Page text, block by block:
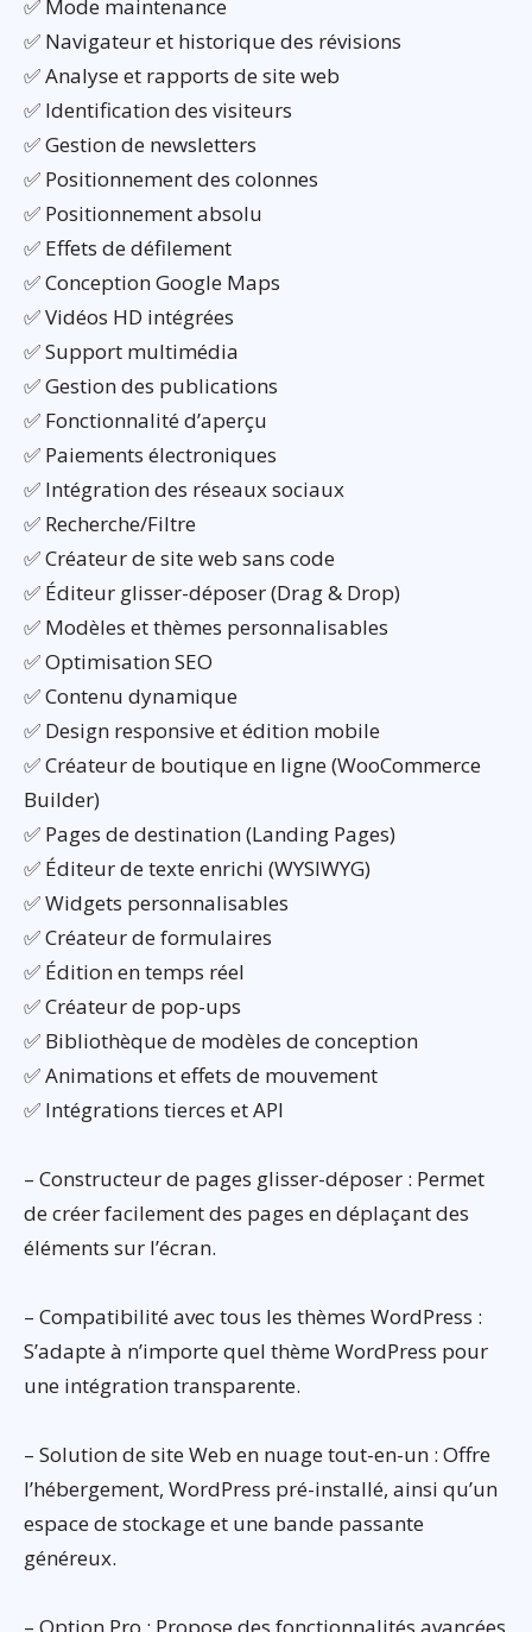
✅ Mode maintenance
✅ Navigateur et historique des révisions
✅ Analyse et rapports de site web
✅ Identification des visiteurs
✅ Gestion de newsletters
✅ Positionnement des colonnes
✅ Positionnement absolu
✅ Effets de défilement
✅ Conception Google Maps
✅ Vidéos HD intégrées
✅ Support multimédia
✅ Gestion des publications
✅ Fonctionnalité d’aperçu
✅ Paiements électroniques
✅ Intégration des réseaux sociaux
✅ Recherche/Filtre
✅ Créateur de site web sans code
✅ Éditeur glisser-déposer (Drag & Drop)
✅ Modèles et thèmes personnalisables
✅ Optimisation SEO
✅ Contenu dynamique
✅ Design responsive et édition mobile
✅ Créateur de boutique en ligne (WooCommerce
Builder)
✅ Pages de destination (Landing Pages)
✅ Éditeur de texte enrichi (WYSIWYG)
✅ Widgets personnalisables
✅ Créateur de formulaires
✅ Édition en temps réel
✅ Créateur de pop-ups
✅ Bibliothèque de modèles de conception
✅ Animations et effets de mouvement
✅ Intégrations tierces et API
– Constructeur de pages glisser-déposer : Permet
de créer facilement des pages en déplaçant des
éléments sur l’écran.
– Compatibilité avec tous les thèmes WordPress :
S’adapte à n’importe quel thème WordPress pour
une intégration transparente.
– Solution de site Web en nuage tout-en-un : Offre
l’hébergement, WordPress pré-installé, ainsi qu’un
espace de stockage et une bande passante
généreux.
– Option Pro : Propose des fonctionnalités avancées